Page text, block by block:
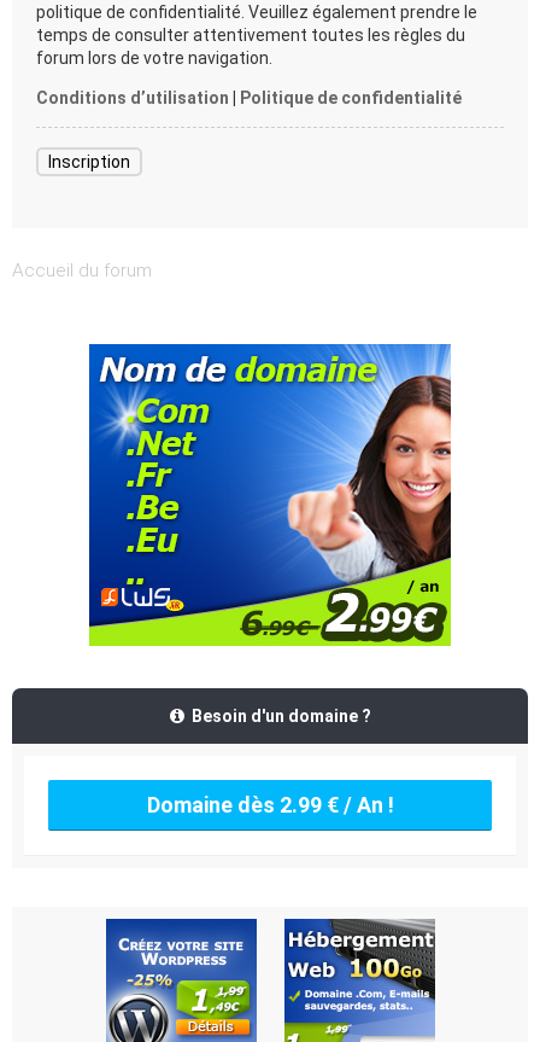
politique de confidentialité. Veuillez également prendre le
temps de consulter attentivement toutes les règles du
forum lors de votre navigation.
Conditions d’utilisation Politique de confidentialité
Inscription
Accueil du forum
Besoin d'un domaine ?
Domaine dès 2.99 € / An !